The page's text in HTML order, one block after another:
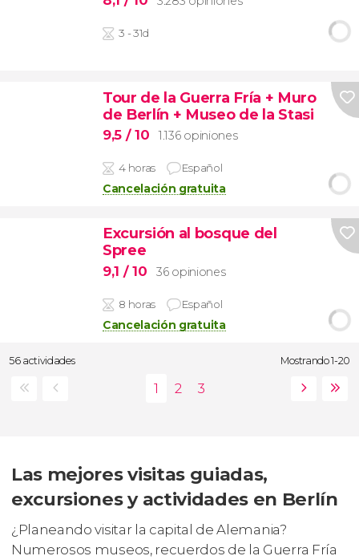
3 - 31d
Tour de la Guerra Fría + Muro
de Berlín + Museo de la Stasi
9,5 / 10 1.136 opiniones
4 horas Español
Cancelación gratuita
Excursión al bosque del
Spree
9,1 / 10 36 opiniones
8 horas Español
Cancelación gratuita
56 actividades Mostrando 1-20
Las mejores visitas guiadas,
excursiones y actividades en Berlín
¿Planeando visitar la capital de Alemania?
Numerosos museos, recuerdos de la Guerra Fría